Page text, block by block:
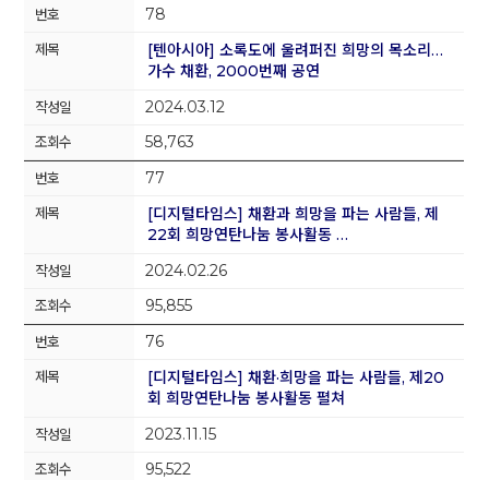
78
[텐아시아] 소록도에 울려퍼진 희망의 목소리…
가수 채환, 2000번째 공연
2024.03.12
58,763
77
[디지털타임스] 채환과 희망을 파는 사람들, 제
22회 희망연탄나눔 봉사활동 …
2024.02.26
95,855
76
[디지털타임스] 채환·희망을 파는 사람들, 제20
회 희망연탄나눔 봉사활동 펼쳐
2023.11.15
95,522